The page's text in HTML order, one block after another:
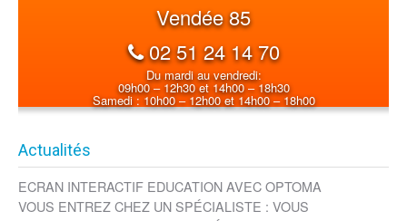
Vendée 85
02 51 24 14 70
Du mardi au vendredi:
09h00 – 12h30 et 14h00 – 18h30
Samedi : 10h00 – 12h00 et 14h00 – 18h00
Actualités
ECRAN INTERACTIF EDUCATION AVEC OPTOMA
VOUS ENTREZ CHEZ UN SPÉCIALISTE : VOUS